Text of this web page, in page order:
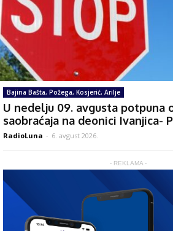
Bajina Bašta, Požega, Kosjerić, Arilje
U nedelju 09. avgusta potpuna
saobraćaja na deonici Ivanjica-
RadioLuna - 6. avgust 2026.
- REKLAMA -